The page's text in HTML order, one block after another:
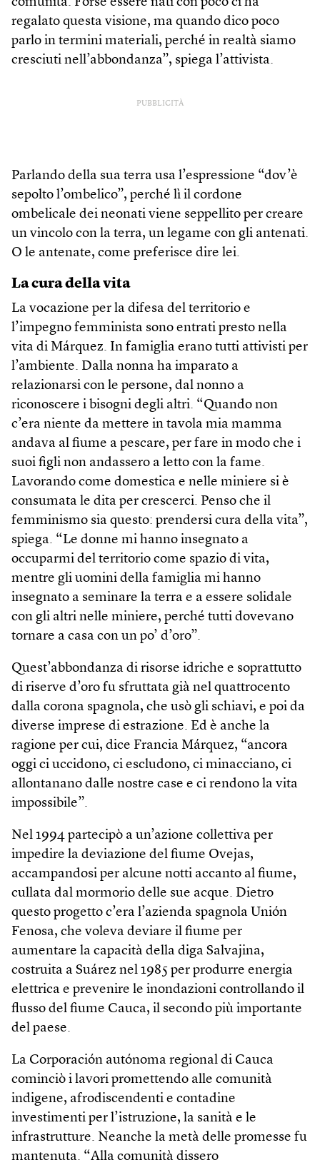
comunità. Forse essere nati con poco ci ha
regalato questa visione, ma quando dico poco
parlo in termini materiali, perché in realtà siamo
cresciuti nell’abbondanza”, spiega l’attivista.
PUBBLICITÀ
Parlando della sua terra usa l’espressione “dov’è
sepolto l’ombelico”, perché lì il cordone
ombelicale dei neonati viene seppellito per creare
un vincolo con la terra, un legame con gli antenati.
O le antenate, come preferisce dire lei.
La cura della vita
La vocazione per la difesa del territorio e
l’impegno femminista sono entrati presto nella
vita di Márquez. In famiglia erano tutti attivisti per
l’ambiente. Dalla nonna ha imparato a
relazionarsi con le persone, dal nonno a
riconoscere i bisogni degli altri. “Quando non
c’era niente da mettere in tavola mia mamma
andava al fiume a pescare, per fare in modo che i
suoi figli non andassero a letto con la fame.
Lavorando come domestica e nelle miniere si è
consumata le dita per crescerci. Penso che il
femminismo sia questo: prendersi cura della vita”,
spiega. “Le donne mi hanno insegnato a
occuparmi del territorio come spazio di vita,
mentre gli uomini della famiglia mi hanno
insegnato a seminare la terra e a essere solidale
con gli altri nelle miniere, perché tutti dovevano
tornare a casa con un po’ d’oro”.
Quest’abbondanza di risorse idriche e soprattutto
di riserve d’oro fu sfruttata già nel quattrocento
dalla corona spagnola, che usò gli schiavi, e poi da
diverse imprese di estrazione. Ed è anche la
ragione per cui, dice Francia Márquez, “ancora
oggi ci uccidono, ci escludono, ci minacciano, ci
allontanano dalle nostre case e ci rendono la vita
impossibile”.
Nel 1994 partecipò a un’azione collettiva per
impedire la deviazione del fiume Ovejas,
accampandosi per alcune notti accanto al fiume,
cullata dal mormorio delle sue acque. Dietro
questo progetto c’era l’azienda spagnola Unión
Fenosa, che voleva deviare il fiume per
aumentare la capacità della diga Salvajina,
costruita a Suárez nel 1985 per produrre energia
elettrica e prevenire le inondazioni controllando il
flusso del fiume Cauca, il secondo più importante
del paese.
La Corporación autónoma regional di Cauca
cominciò i lavori promettendo alle comunità
indigene, afrodiscendenti e contadine
investimenti per l’istruzione, la sanità e le
infrastrutture. Neanche la metà delle promesse fu
mantenuta. “Alla comunità dissero